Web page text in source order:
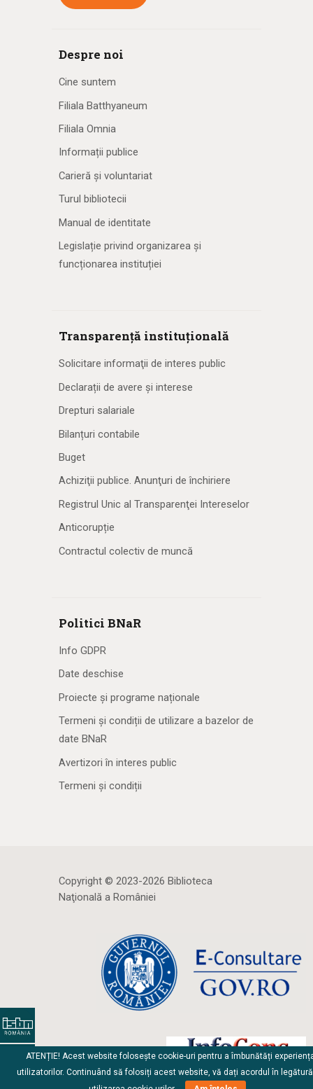
Despre noi
Cine suntem
Filiala Batthyaneum
Filiala Omnia
Informații publice
Carieră și voluntariat
Turul bibliotecii
Manual de identitate
Legislație privind organizarea și
funcționarea instituției
Transparență instituțională
Solicitare informaţii de interes public
Declarații de avere și interese
Drepturi salariale
Bilanțuri contabile
Buget
Achiziţii publice. Anunţuri de închiriere
Registrul Unic al Transparenţei Intereselor
Anticorupție
Contractul colectiv de muncă
Politici BNaR
Info GDPR
Date deschise
Proiecte și programe naționale
Termeni și condiții de utilizare a bazelor de
date BNaR
Avertizori în interes public
Termeni și condiții
Copyright © 2023-2026 Biblioteca
Naţională a României
ATENȚIE! Acest website folosește cookie-uri pentru a îmbunătăți
utilizatorilor. Continuând să folosiți acest website, vă dați acordul în